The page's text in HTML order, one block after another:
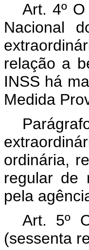
Art. 4º
Nacional
relação a
INSS há
Medida
ordinária,
regular de
pela
Art. 5º
(sessenta